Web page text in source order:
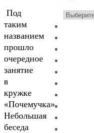
Под
таким
названием
прошло
очередное
занятие
в
кружке
«Почемучка».
Небольшая
беседа
Архивы